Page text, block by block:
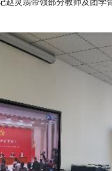
灵翡带领部分教师及团